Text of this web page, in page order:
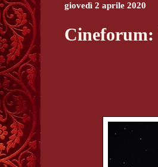
giovedì 2 aprile 2020